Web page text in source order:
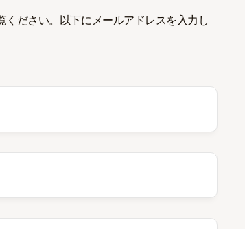
ださい。以下にメールアドレスを入力し